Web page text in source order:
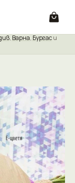
, Варна, Бургаси